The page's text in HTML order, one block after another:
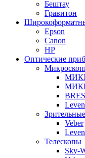
Бештау
Гравитон
Epson
Canon
HP
Оптические
Veber
Телескопы
Sky-